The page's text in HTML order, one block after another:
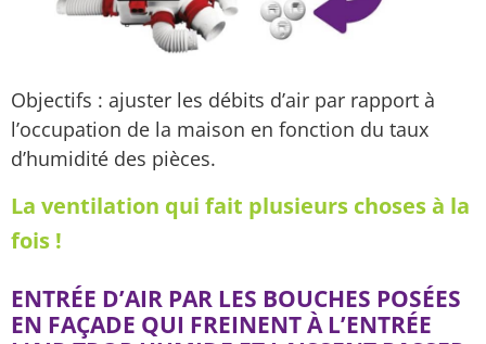
Objectifs : ajuster les débits d’air par rapport à
l’occupation de la maison en fonction du taux
d’humidité des pièces.
La ventilation qui fait plusieurs choses à la
fois !
ENTRÉE D’AIR PAR LES BOUCHES POSÉES
EN FAÇADE QUI FREINENT À L’ENTRÉE